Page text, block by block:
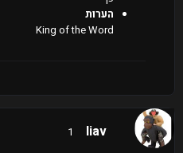
הערות
King of the Word
liav
1